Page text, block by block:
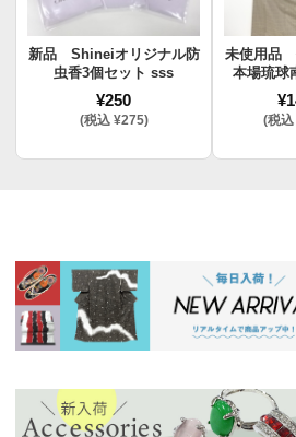
新品 Shineiオリジナル防
虫香3個セット sss
¥250
(税込 ¥275)
未使用品
本場琉球
(税